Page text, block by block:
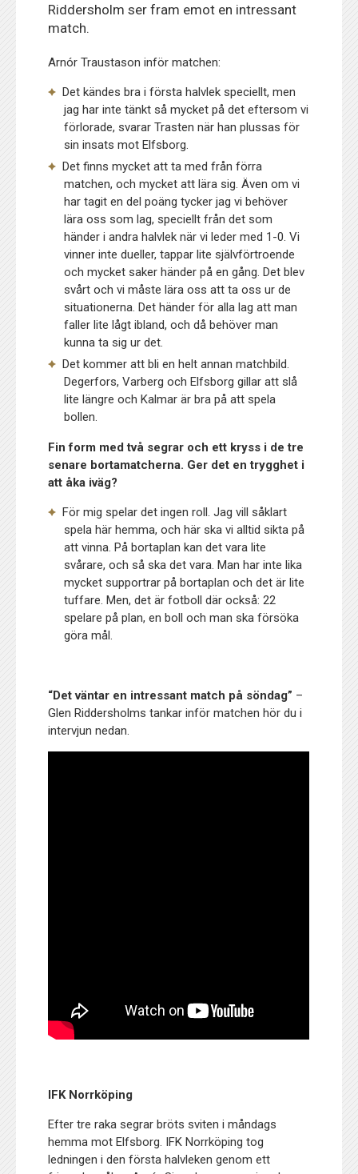
Riddersholm ser fram emot en intressant
match.
Arnór Traustason inför matchen:
Det kändes bra i första halvlek speciellt, men
jag har inte tänkt så mycket på det eftersom vi
förlorade, svarar Trasten när han plussas för
sin insats mot Elfsborg.
Det finns mycket att ta med från förra
matchen, och mycket att lära sig. Även om vi
har tagit en del poäng tycker jag vi behöver
lära oss som lag, speciellt från det som
händer i andra halvlek när vi leder med 1-0. Vi
vinner inte dueller, tappar lite självförtroende
och mycket saker händer på en gång. Det blev
svårt och vi måste lära oss att ta oss ur de
situationerna. Det händer för alla lag att man
faller lite lågt ibland, och då behöver man
kunna ta sig ur det.
Det kommer att bli en helt annan matchbild.
Degerfors, Varberg och Elfsborg gillar att slå
lite längre och Kalmar är bra på att spela
bollen.
Fin form med två segrar och ett kryss i de tre
senare bortamatcherna. Ger det en trygghet i
att åka iväg?
För mig spelar det ingen roll. Jag vill såklart
spela här hemma, och här ska vi alltid sikta på
att vinna. På bortaplan kan det vara lite
svårare, och så ska det vara. Man har inte lika
mycket supportrar på bortaplan och det är lite
tuffare. Men, det är fotboll där också: 22
spelare på plan, en boll och man ska försöka
göra mål.
“Det väntar en intressant match på söndag” –
Glen Riddersholms tankar inför matchen hör du i
intervjun nedan.
IFK Norrköping
Efter tre raka segrar bröts sviten i måndags
hemma mot Elfsborg. IFK Norrköping tog
ledningen i den första halvleken genom ett